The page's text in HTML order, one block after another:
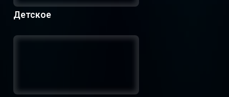
Детское